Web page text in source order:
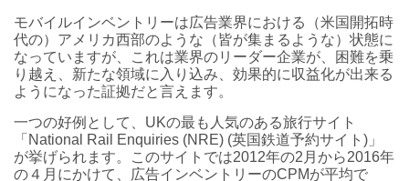
モバイルインベントリーは広告業界における（米国開拓時
代の）アメリカ西部のような（皆が集まるような）状態に
なっていますが、これは業界のリーダー企業が、困難を乗
り越え、新たな領域に入り込み、効果的に収益化が出来る
ようになった証拠だと言えます。
一つの好例として、UKの最も人気のある旅行サイト
「National Rail Enquiries (NRE) (英国鉄道予約サイト)」
が挙げられます。このサイトでは2012年の2月から2016年
の４月にかけて、広告インベントリーのCPMが平均で